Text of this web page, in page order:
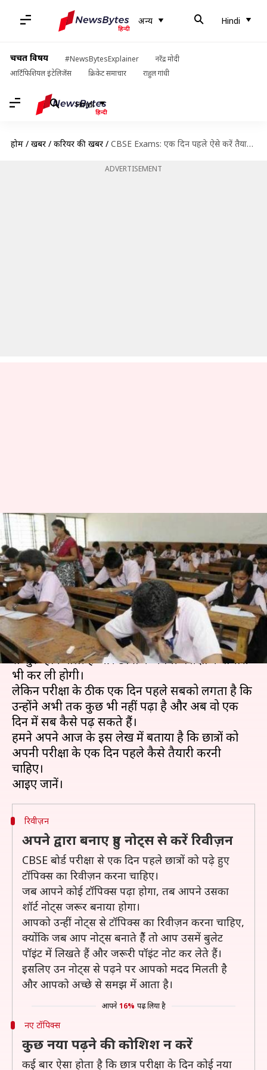
अन्य Hindi
चर्चित विषय #NewsBytesExplainer
नरेंद्र मोदी
आर्टिफिशियल इंटेलिजेंस
क्रिकेट समाचार राहुल गांधी
Hindi
होम / खबरें / करियर की खबरें / CBSE Exams: एक दिन पहले ऐसे करें तैयारी, परीक्षा में ये चीजें ले जाना न भूलें
ADVERTISEMENT
CBSE Exams: एक दिन पहले ऐसे
करें तैयारी, परीक्षा में ये चीजें ले जाना
न भूलें
लेखन मोना दीक्षित Feb 14, 2019 02:26 pm
क्या है खबर?
CBSE की बोर्ड परीक्षाएं 15 फरवरी, 2019 यानी कि कल
से शुरू होने वाली हैं और छात्रों ने अपनी परीक्षा की तैयारी
भी कर ली होगी।
लेकिन परीक्षा के ठीक एक दिन पहले सबको लगता है कि
उन्होंने अभी तक कुछ भी नहीं पढ़ा है और अब वो एक
दिन में सब कैसे पढ़ सकते हैं।
हमने अपने आज के इस लेख में बताया है कि छात्रों को
अपनी परीक्षा के एक दिन पहले कैसे तैयारी करनी
चाहिए।
रिवीज़न
अपने द्वारा बनाए हुए नोट्स से करें रिवीज़न
CBSE बोर्ड परीक्षा से एक दिन पहले छात्रों को पढ़े हुए
टॉपिक्स का रिवीज़न करना चाहिए।
जब आपने कोई टॉपिक्स पढ़ा होगा, तब आपने उसका
शॉर्ट नोट्स जरूर बनाया होगा।
आपको उन्हीं नोट्स से टॉपिक्स का रिवीज़न करना चाहिए,
क्योंकि जब आप नोट्स बनाते हैैं तो आप उसमें बुलेट
पॉइंट में लिखते हैं और जरूरी पॉइंट नोट कर लेते हैं।
इसलिए उन नोट्स से पढ़ने पर आपको मदद मिलती है
और आपको अच्छे से समझ में आता है।
आपने 16% पढ़ लिया है
नए टॉपिक्स
कुछ नया पढ़ने की कोशिश न करें
कई बार ऐसा होता है कि छात्र परीक्षा के दिन कोई नया